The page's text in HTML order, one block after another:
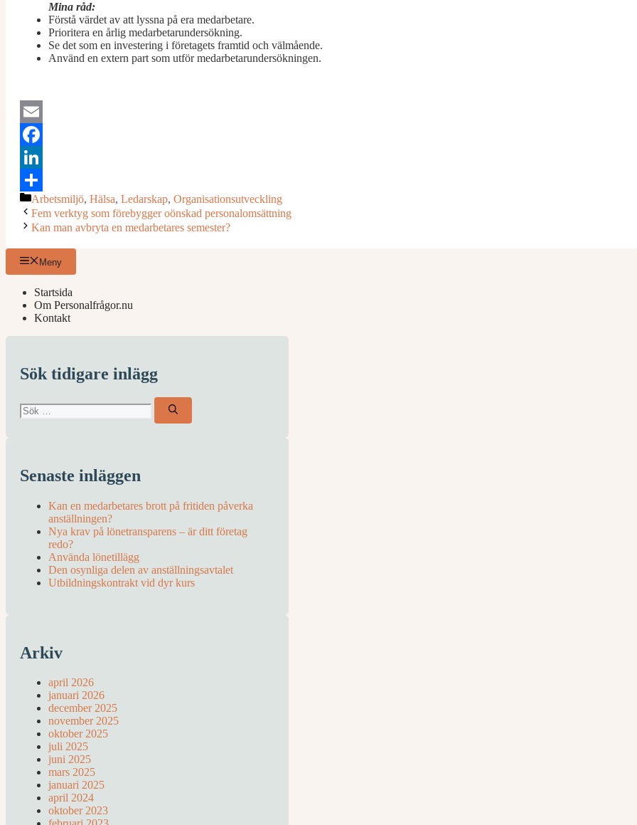
Mina råd:
Förstå värdet av att lyssna på era medarbetare.
Prioritera en årlig medarbetarundersökning.
Se det som en investering i företagets framtid och välmående.
Använd en extern part som utför medarbetarundersökningen.
Email
Facebook
LinkedIn
DelaKategorier
Arbetsmiljö, Hälsa, Ledarskap, Organisationsutveckling
Fem verktyg som förebygger oönskad personalomsättning
Kan man avbryta en medarbetares semester?
Meny
Startsida
Om Personalfrågor.nu
Kontakt
Sök tidigare inlägg
Sök
efter:
Senaste inläggen
Kan en medarbetares brott på fritiden påverka
anställningen?
Nya krav på lönetransparens – är ditt företag
redo?
Använda lönetillägg
Den osynliga delen av anställningsavtalet
Utbildningskontrakt vid dyr kurs
Arkiv
april 2026
januari 2026
december 2025
november 2025
oktober 2025
juli 2025
juni 2025
mars 2025
januari 2025
april 2024
oktober 2023